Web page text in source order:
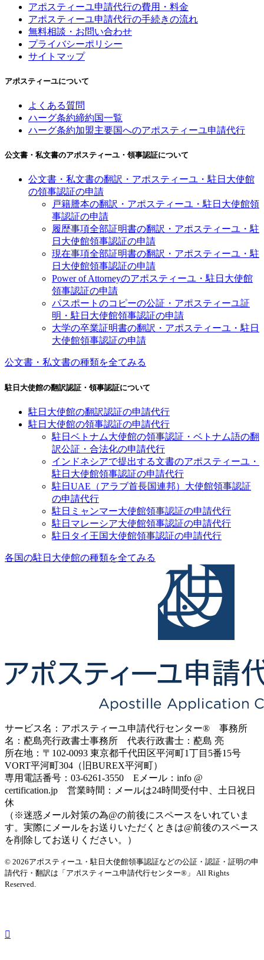
アポスティーユ申請代行の費用・料金
アポスティーユ申請代行の手続きの流れ
無料相談・お問い合わせ
プライバシーポリシー
サイトマップ
アポスティーユについて
よくある質問
ハーグ条約締約国一覧
ハーグ条約加盟主要国へのアポスティーユ申請代行
公文書・私文書のアポスティーユ・領事認証について
公文書・私文書の翻訳・アポスティーユ・駐日大使館
の領事認証の申請
戸籍謄本の翻訳・アポスティーユ・駐日大使館領
事認証の申請
履歴事項全部証明書の翻訳・アポスティーユ・駐
日大使館領事認証の申請
現在事項全部証明書の翻訳・アポスティーユ・駐
日大使館領事認証の申請
Power of Attorneyのアポスティーユ・駐日大使館
領事認証の申請
パスポートのコピーの公証・アポスティーユ証
明・駐日大使館領事認証の申請
大学の卒業証明書の翻訳・アポスティーユ・駐日
大使館領事認証の申請
公文書・私文書の種類を全てみる
駐日大使館の翻訳認証・領事認証について
駐日大使館の翻訳認証の申請代行
駐日大使館の領事認証の申請代行
駐日ベトナム大使館の領事認証・ベトナム語の翻
訳公証・合法化の申請代行
インドネシアで提出する文書のアポスティーユ・
駐日大使館領事認証の申請代行
駐日UAE（アラブ首長国連邦）大使館領事認証
の申請代行
駐日ミャンマー大使館領事認証の申請代行
駐日マレーシア大使館領事認証の申請代行
駐日タイ王国大使館領事認証の申請代行
各国の駐日大使館の種類を全てみる
サービス名：アポスティーユ申請代行センター® 事務所
名：蓜島亮行政書士事務所 代表行政書士：蓜島 亮
所在地：〒102-0093 東京都千代田区平河町1丁目5番15号
VORT平河町304（旧BUREX平河町）
専用電話番号：03-6261-3550 Eメール：info @
certification.jp 営業時間：メールは24時間受付中、土日祝日
休
（※迷惑メール対策の為@の前後にスペースをいれていま
す。実際にメールをお送りいただくときは@前後のスペース
を削除してお送りください。）
© 2026アポスティーユ・駐日大使館領事認証などの公証・認証・証明の申
請代行・翻訳は「アポスティーユ申請代行センター®」 All Rights
Reserved.